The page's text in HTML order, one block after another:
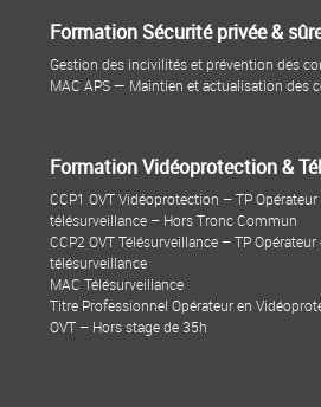
Formation Sécurité privée &
Gestion des incivilités et prévention des
MAC APS — Maintien et actualisation des
Formation Vidéoprotection &
CCP1 OVT Vidéoprotection – TP
télésurveillance – Hors Tronc Commun
CCP2 OVT Télésurveillance – TP
télésurveillance
MAC Télésurveillance
Titre Professionnel Opérateur en
OVT – Hors stage de 35h